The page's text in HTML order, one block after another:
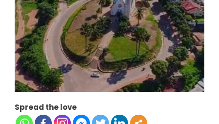
Spread the love